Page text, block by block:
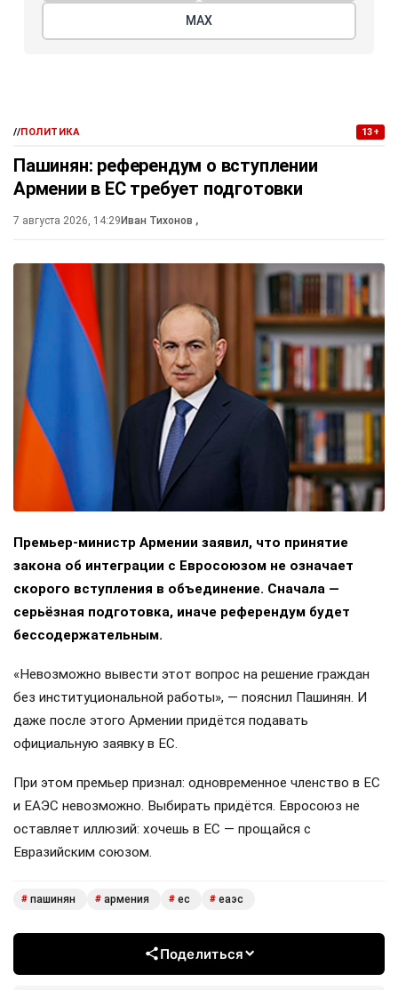
МАХ
//ПОЛИТИКА 13+
Пашинян: референдум о вступлении
Армении в ЕС требует подготовки
7 августа 2026, 14:29 Иван Тихонов ,
Премьер-министр Армении заявил, что принятие
закона об интеграции с Евросоюзом не означает
скорого вступления в объединение. Сначала —
серьёзная подготовка, иначе референдум будет
бессодержательным.
«Невозможно вывести этот вопрос на решение граждан
без институциональной работы», — пояснил Пашинян. И
даже после этого Армении придётся подавать
официальную заявку в ЕС.
При этом премьер признал: одновременное членство в ЕС
и ЕАЭС невозможно. Выбирать придётся. Евросоюз не
оставляет иллюзий: хочешь в ЕС — прощайся с
Евразийским союзом.
# пашинян # армения # ес # еаэс
Поделиться